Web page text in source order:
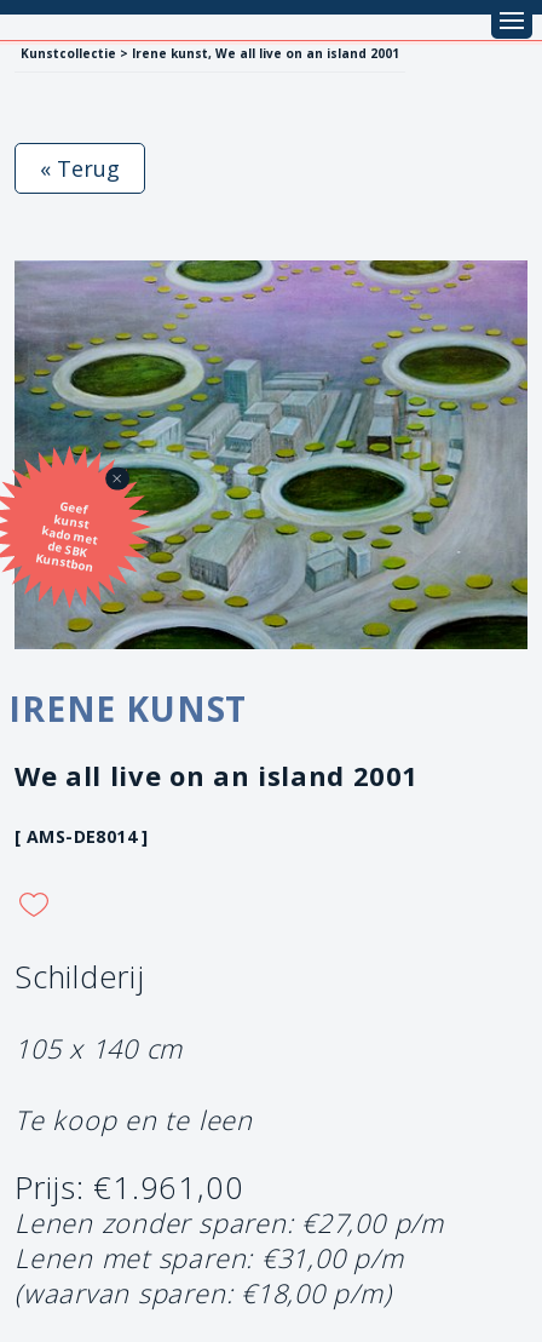
Kunstcollectie > Irene kunst, We all live on an island 2001
Geef
kunst
kado met
de SBK
Kunstbon
« Terug
IRENE KUNST
We all live on an island 2001
[ AMS-DE8014 ]
Schilderij
105 x 140 cm
Te koop en te leen
Prijs: €1.961,00
Lenen zonder sparen: €27,00 p/m
Lenen met sparen: €31,00 p/m
(waarvan sparen: €18,00 p/m)